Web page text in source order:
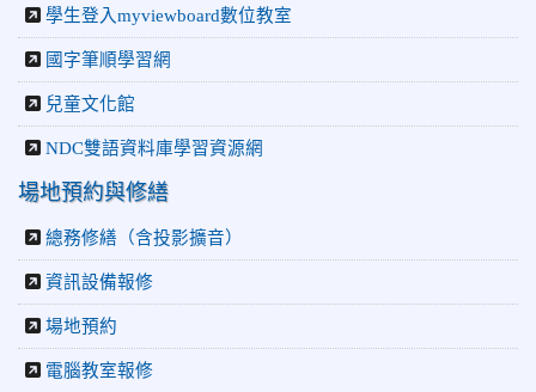
學生登入myviewboard數位教室
國字筆順學習網
兒童文化館
NDC雙語資料庫學習資源網
場地預約與修繕
總務修繕（含投影擴音）
資訊設備報修
場地預約
電腦教室報修